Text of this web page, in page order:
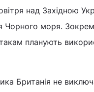
над Західною
Чорного моря.
планують
Британія не